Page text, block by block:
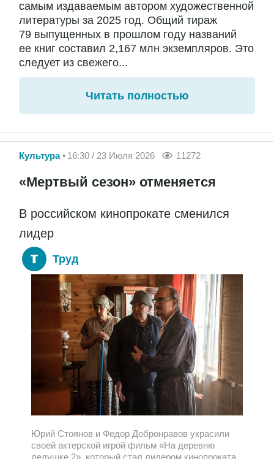
самым издаваемым автором художественной
литературы за 2025 год. Общий тираж
79 выпущенных в прошлом году названий
ее книг составил 2,167 млн экземпляров. Это
следует из свежего...
Читать полностью
Культура 16:30 / 23 Июля 2026 11272
«Мертвый сезон» отменяется
В российском кинопрокате сменился
лидер
Труд
Юрий Стоянов и Федор Добронравов украсили
своей актерской игрой фильм «На деревню
дедушке 2», который стал лидером кинопроката